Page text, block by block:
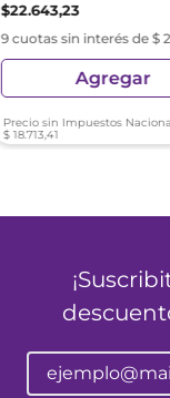
$22.643,23
9 cuotas sin interés de $
Agregar
Precio sin Impuestos
$ 18.713,41